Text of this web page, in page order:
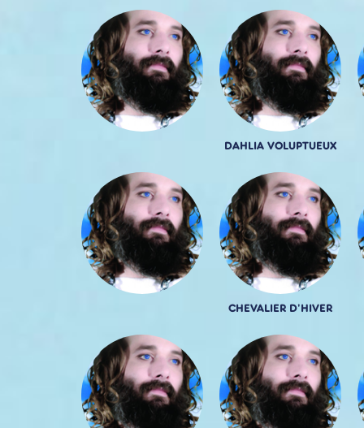
DAHLIA VOLUPTUEUX
CHEVALIER D'HIVER